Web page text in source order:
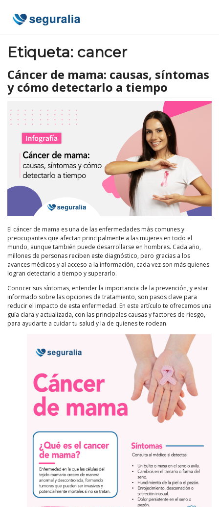
content
Etiqueta: cancer
Cáncer de mama: causas, síntomas
y cómo detectarlo a tiempo
El cáncer de mama es una de las enfermedades más comunes y
preocupantes que afectan principalmente a las mujeres en todo el
mundo, aunque también puede desarrollarse en hombres. Cada año,
millones de personas reciben este diagnóstico, pero gracias a los
avances médicos y al acceso a la información, cada vez son más quienes
logran detectarlo a tiempo y superarlo.
Conocer sus síntomas, entender la importancia de la prevención, y estar
informado sobre las opciones de tratamiento, son pasos clave para
reducir el impacto de esta enfermedad. En este artículo te ofrecemos una
guía clara y actualizada, con las principales causas y factores de riesgo,
para ayudarte a cuidar tu salud y la de quienes te rodean.